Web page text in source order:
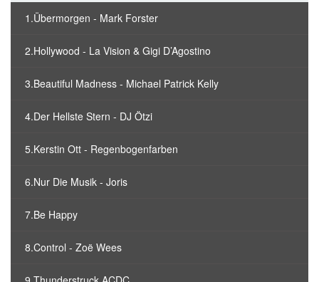
1.Übermorgen - Mark Forster
2.Hollywood - La Vision & Gigi D’Agostino
3.Beautiful Madness - Michael Patrick Kelly
4.Der Hellste Stern - DJ Ötzi
5.Kerstin Ott - Regenbogenfarben
6.Nur Die Musik - Joris
7.Be Happy
8.Control - Zoë Wees